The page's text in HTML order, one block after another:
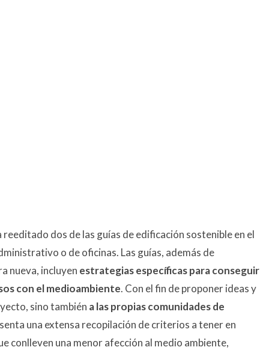
reeditado dos de las guías de edificación sostenible en el
o de oficinas. Las guías, además de
nueva, incluyen estrategias específicas para conseguir
con el medioambiente. Con el fin de proponer ideas y
sino también a las propias comunidades de
una extensa recopilación de criterios a tener en
conlleven una menor afección al medio ambiente,